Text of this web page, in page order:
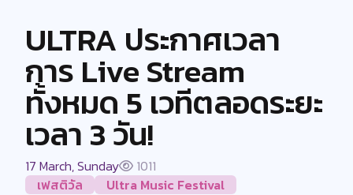
ULTRA ประกาศเวลา
การ Live Stream
ทั้งหมด 5 เวทีตลอดระยะ
เวลา 3 วัน!
17 March, Sunday
1011
เฟสติวัล
Ultra Music Festival